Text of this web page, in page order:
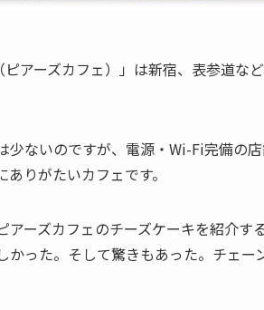
ピアーズカフェ）」は新宿、表参道
少ないのですが、電源・Wi-Fi完備の
ありがたいカフェです。
アーズカフェのチーズケーキを紹介す
かった。そして驚きもあった。 チェー